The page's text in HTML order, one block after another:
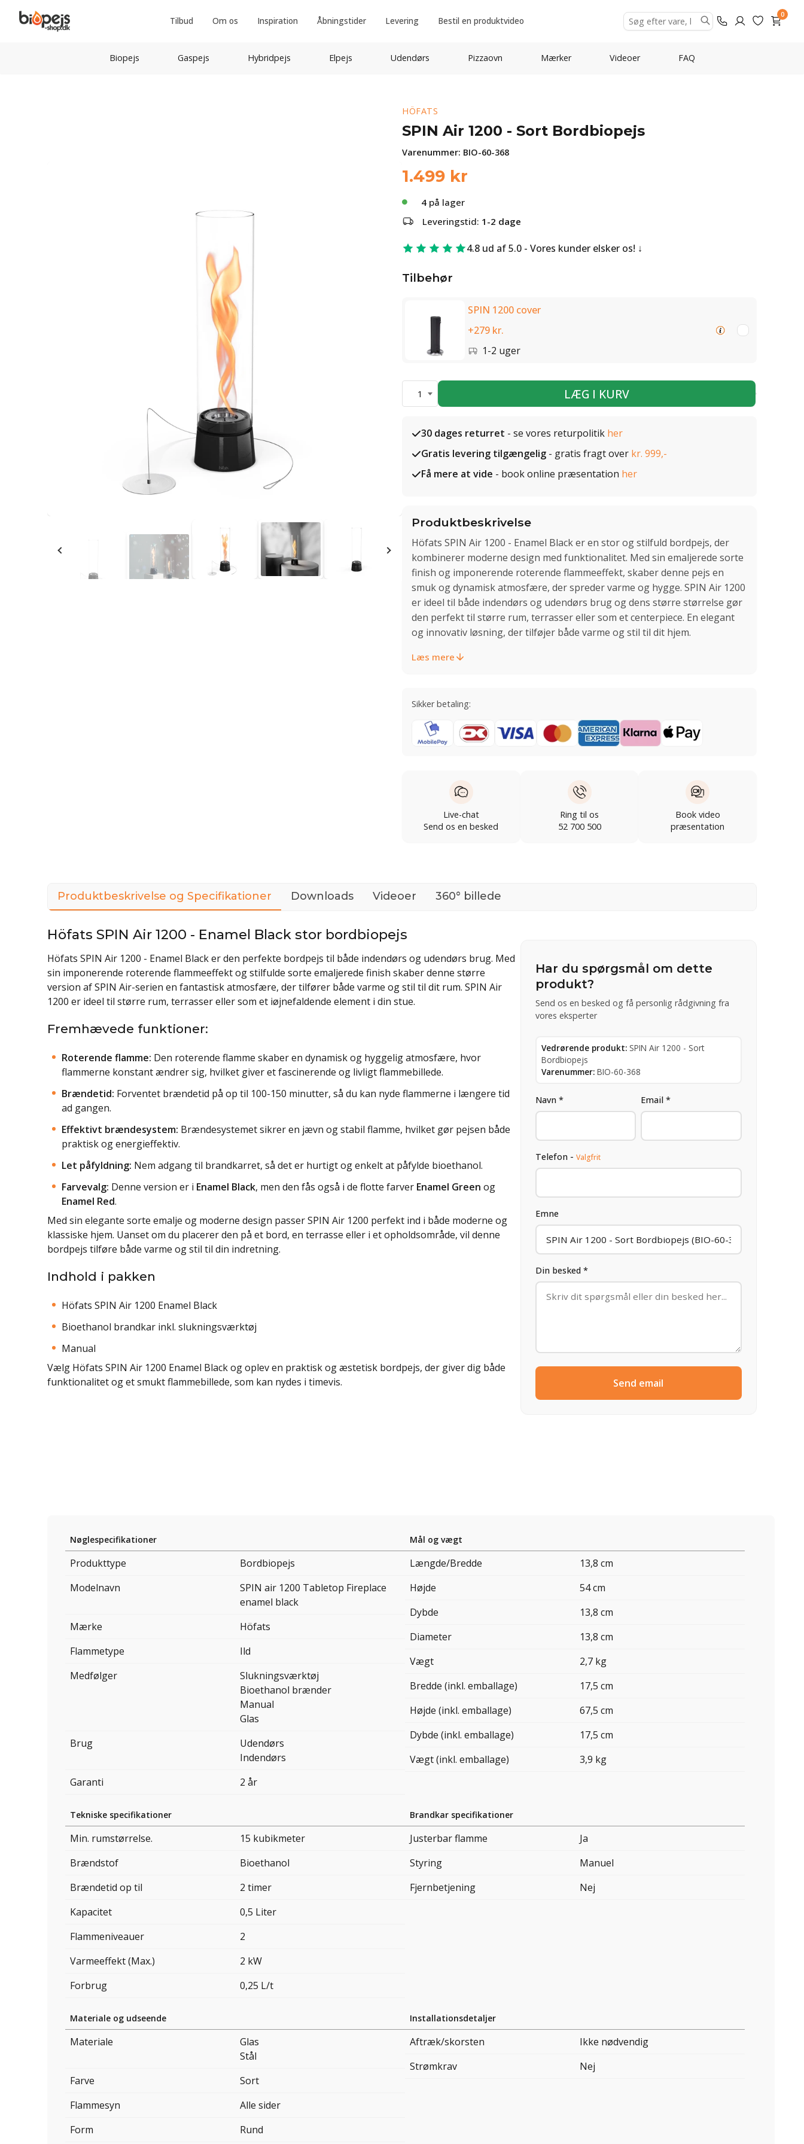
Tilbud Om os Inspiration Åbningstider Levering Bestil en produktvideo
0
Biopejs Gaspejs Hybridpejs Elpejs Udendørs Pizzaovn Mærker Videoer FAQ
HÖFATS
SPIN Air 1200 - Sort Bordbiopejs
Varenummer: BIO-60-368
1.499 kr
4 på lager
Leveringstid: 1-2 dage
4.8 ud af 5.0 - Vores kunder elsker os!
Tilbehør
SPIN 1200 cover
+279 kr.
1-2 uger
1 LÆG I KURV
30 dages returret - se vores returpolitik her
Gratis levering tilgængelig - gratis fragt over kr. 999,-
Få mere at vide - book online præsentation her
Produktbeskrivelse
Höfats SPIN Air 1200 - Enamel Black er en stor og stilfuld bordpejs, der
kombinerer moderne design med funktionalitet. Med sin emaljerede sorte
finish og imponerende roterende flammeeffekt, skaber denne pejs en
smuk og dynamisk atmosfære, der spreder varme og hygge. SPIN Air 1200
er ideel til både indendørs og udendørs brug og dens større størrelse gør
den perfekt til større rum, terrasser eller som et centerpiece. En elegant
og innovativ løsning, der tilføjer både varme og stil til dit hjem.
Læs mere
Sikker betaling:
Live-chat
Send os en besked
Ring til os
52 700 500
Book video
præsentation
Produktbeskrivelse og Specifikationer Downloads Videoer 360° billede
Höfats SPIN Air 1200 - Enamel Black stor bordbiopejs
Höfats SPIN Air 1200 - Enamel Black er den perfekte bordpejs til både indendørs og udendørs brug. Med
sin imponerende roterende flammeeffekt og stilfulde sorte emaljerede finish skaber denne større
version af SPIN Air-serien en fantastisk atmosfære, der tilfører både varme og stil til dit rum. SPIN Air
1200 er ideel til større rum, terrasser eller som et iøjnefaldende element i din stue.
Fremhævede funktioner:
Roterende flamme: Den roterende flamme skaber en dynamisk og hyggelig atmosfære, hvor
flammerne konstant ændrer sig, hvilket giver et fascinerende og livligt flammebillede.
Brændetid: Forventet brændetid på op til 100-150 minutter, så du kan nyde flammerne i længere tid
ad gangen.
Effektivt brændesystem: Brændesystemet sikrer en jævn og stabil flamme, hvilket gør pejsen både
praktisk og energieffektiv.
Let påfyldning: Nem adgang til brandkarret, så det er hurtigt og enkelt at påfylde bioethanol.
Farvevalg: Denne version er i Enamel Black, men den fås også i de flotte farver Enamel Green og
Enamel Red.
Med sin elegante sorte emalje og moderne design passer SPIN Air 1200 perfekt ind i både moderne og
klassiske hjem. Uanset om du placerer den på et bord, en terrasse eller i et opholdsområde, vil denne
bordpejs tilføre både varme og stil til din indretning.
Indhold i pakken
Höfats SPIN Air 1200 Enamel Black
Bioethanol brandkar inkl. slukningsværktøj
Manual
Vælg Höfats SPIN Air 1200 Enamel Black og oplev en praktisk og æstetisk bordpejs, der giver dig både
funktionalitet og et smukt flammebillede, som kan nydes i timevis.
Har du spørgsmål om dette
produkt?
Send os en besked og få personlig rådgivning fra
vores eksperter
Vedrørende produkt: SPIN Air 1200 - Sort
Bordbiopejs
Varenummer: BIO-60-368
Navn * Email *
Telefon - Valgfrit
Emne
Din besked *
Send email
Nøglespecifikationer
Produkttype
Bordbiopejs
Modelnavn
SPIN air 1200 Tabletop Fireplace
enamel black
Mærke
Höfats
Flammetype
Ild
Medfølger
Slukningsværktøj
Bioethanol brænder
Manual
Glas
Brug
Udendørs
Indendørs
Garanti
2 år
Mål og vægt
Længde/Bredde
13,8 cm
Højde
54 cm
Dybde
13,8 cm
Diameter
13,8 cm
Vægt
2,7 kg
Bredde (inkl. emballage)
17,5 cm
Højde (inkl. emballage)
67,5 cm
Dybde (inkl. emballage)
17,5 cm
Vægt (inkl. emballage)
3,9 kg
Tekniske specifikationer
Min. rumstørrelse.
15 kubikmeter
Brændstof
Bioethanol
Brændetid op til
2 timer
Kapacitet
0,5 Liter
Flammeniveauer
2
Varmeeffekt (Max.)
2 kW
Forbrug
0,25 L/t
Brandkar specifikationer
Justerbar flamme
Ja
Styring
Manuel
Fjernbetjening
Nej
Materiale og udseende
Materiale
Glas
Stål
Farve
Sort
Flammesyn
Alle sider
Form
Rund
Installationsdetaljer
Aftræk/skorsten
Ikke nødvendig
Strømkrav
Nej